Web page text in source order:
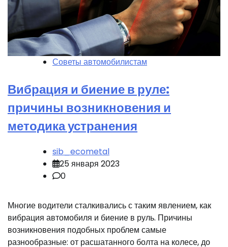
Советы автомобилистам
Вибрация и биение в руле:
причины возникновения и
методика устранения
sib_ecometal
25 января 2023
0
Многие водители сталкивались с таким явлением, как
вибрация автомобиля и биение в руль. Причины
возникновения подобных проблем самые
разнообразные: от расшатанного болта на колесе, до